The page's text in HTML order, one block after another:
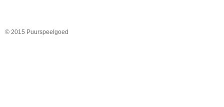
© 2015 Puurspeelgoed